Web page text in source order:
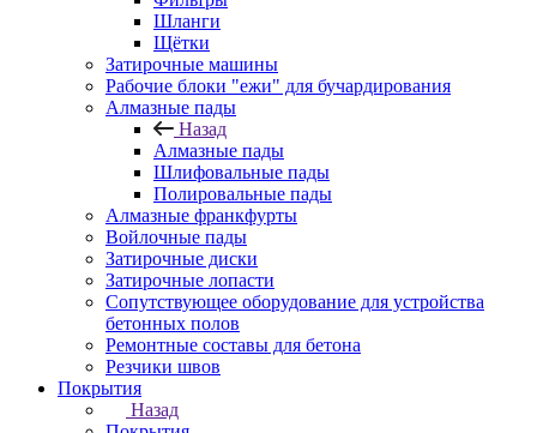
Шланги
Щётки
Затирочные машины
Рабочие блоки "ежи" для бучардирования
Алмазные пады
Назад
Алмазные пады
Шлифовальные пады
Полировальные пады
Алмазные франкфурты
Войлочные пады
Затирочные диски
Затирочные лопасти
Сопутствующее оборудование для устройства
бетонных полов
Ремонтные составы для бетона
Резчики швов
Покрытия
Назад